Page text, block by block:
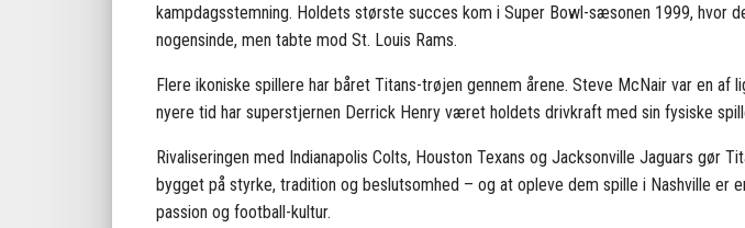
kampdagsstemning. Holdets største succes kom i Super Bowl-sæsonen 1999, hvor
nogensinde, men tabte mod St. Louis Rams.
Flere ikoniske spillere har båret Titans-trøjen gennem årene. Steve McNair var en
nyere tid har superstjernen Derrick Henry været holdets drivkraft med sin fysiske
Rivaliseringen med Indianapolis Colts, Houston Texans og Jacksonville Jaguars gør
bygget på styrke, tradition og beslutsomhed – og at opleve dem spille i Nashville
passion og football-kultur.